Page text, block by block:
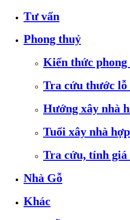
Tư vấn
Phong thuỷ
Kiến thức
Tra cứu thước lỗ
Hướng xây nhà
Tuổi xây nhà
Tra cứu, tính giá
Nhà Gỗ
Khác